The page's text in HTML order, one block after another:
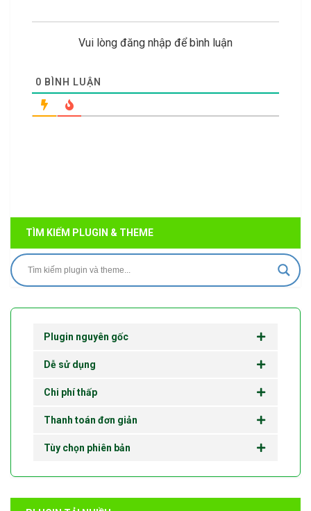
Vui lòng đăng nhập để bình luận
0 BÌNH LUẬN
TÌM KIẾM PLUGIN & THEME
Plugin nguyên gốc
Dễ sử dụng
Chi phí thấp
Thanh toán đơn giản
Tùy chọn phiên bản